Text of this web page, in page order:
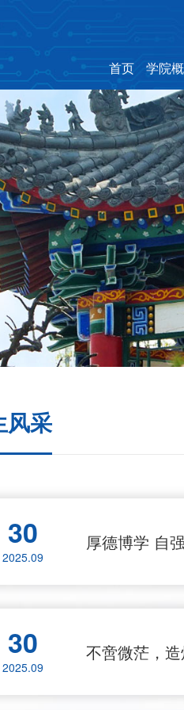
首页 学院
风采
30
2025.09
厚德博学 自
30
2025.09
不啻微茫，